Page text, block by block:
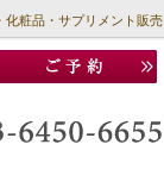
化粧品・サプリメント販売